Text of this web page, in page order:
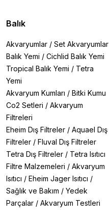
Balık
Akvaryumlar / Set Akvaryumlar
Balık Yemi / Cichlid Balık Yemi
Tropical Balık Yemi / Tetra
Yemi
Akvaryum Kumları / Bitki Kumu
Co2 Setleri / Akvaryum
Filtreleri
Eheim Dış Filtreler / Aquael Dış
Filtreler / Fluval Dış Filtreler
Tetra Dış Filtreler / Tetra Isıtıcı
Filtre Malzemeleri / Akvaryum
Isıtıcı / Eheim Jager Isıtıcı /
Sağlık ve Bakım / Yedek
Parçalar / Akvaryum Testleri